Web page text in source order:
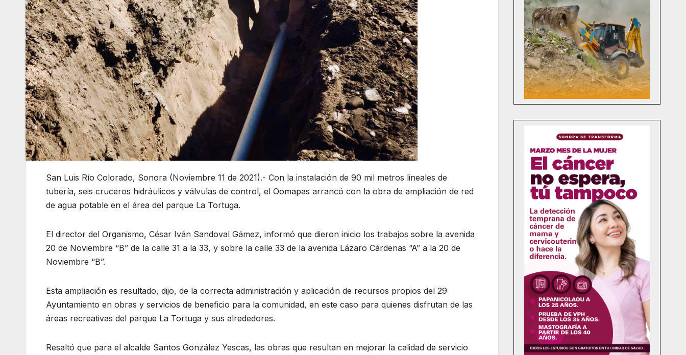
San Luis Río Colorado, Sonora (Noviembre 11 de 2021).- Con la instalación de 90 mil metros lineales de
tubería, seis cruceros hidráulicos y válvulas de control, el Oomapas arrancó con la obra de ampliación de red
de agua potable en el área del parque La Tortuga.
El director del Organismo, César Iván Sandoval Gámez, informó que dieron inicio los trabajos sobre la avenida
20 de Noviembre “B” de la calle 31 a la 33, y sobre la calle 33 de la avenida Lázaro Cárdenas “A” a la 20 de
Noviembre “B”.
Esta ampliación es resultado, dijo, de la correcta administración y aplicación de recursos propios del 29
Ayuntamiento en obras y servicios de beneficio para la comunidad, en este caso para quienes disfrutan de las
áreas recreativas del parque La Tortuga y sus alrededores.
Resaltó que para el alcalde Santos González Yescas, las obras que resultan en mejorar la calidad de servicio